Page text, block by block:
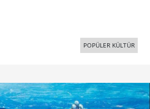
POPÜLER KÜLTÜR